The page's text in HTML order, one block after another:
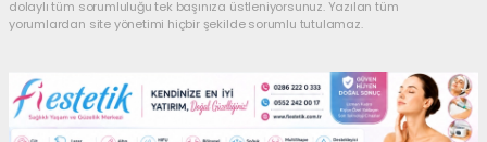
dolaylı tüm sorumluluğu tek başınıza üstleniyorsunuz. Yazılan tüm
yorumlardan site yönetimi hiçbir şekilde sorumlu tutulamaz.